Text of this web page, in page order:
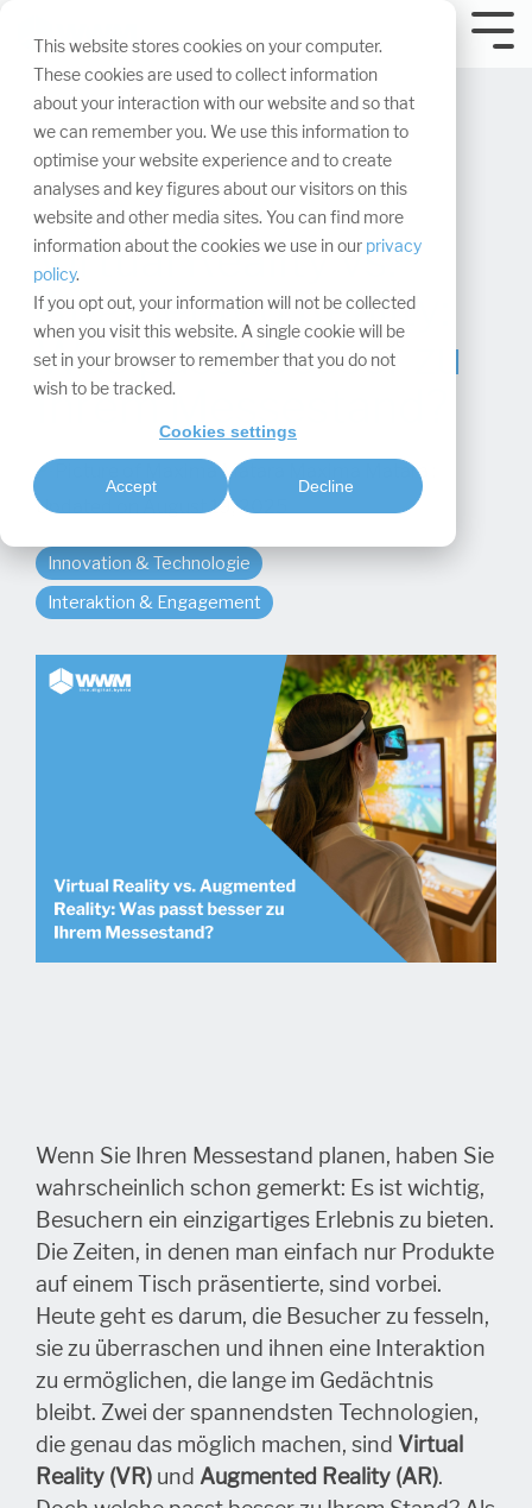
This website stores cookies on your computer.
These cookies are used to collect information
about your interaction with our website and so that
we can remember you. We use this information to
optimise your website experience and to create
analyses and key figures about our visitors on this
website and other media sites. You can find more
information about the cookies we use in our privacy
policy.
If you opt out, your information will not be collected
when you visit this website. A single cookie will be
set in your browser to remember that you do not
wish to be tracked.
Cookies settings
Accept Decline
überspringen.
Virtual Reality vs.
Augmented Reality:
Was passt besser zu
Ihrem Messestand?
Maxima Matara
Updated on August 19, 2025
Innovation & Technologie
Interaktion & Engagement
Wenn Sie Ihren Messestand planen, haben Sie
wahrscheinlich schon gemerkt: Es ist wichtig,
Besuchern ein einzigartiges Erlebnis zu bieten.
Die Zeiten, in denen man einfach nur Produkte
auf einem Tisch präsentierte, sind vorbei.
Heute geht es darum, die Besucher zu fesseln,
sie zu überraschen und ihnen eine Interaktion
zu ermöglichen, die lange im Gedächtnis
bleibt. Zwei der spannendsten Technologien,
die genau das möglich machen, sind Virtual
Reality (VR) und Augmented Reality (AR).